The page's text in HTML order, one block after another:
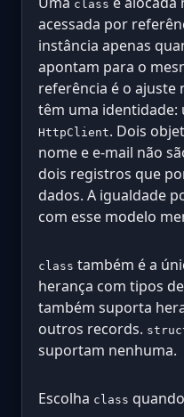
class
acessada por
instância apenas
apontam para o
referência é o ajuste
têm uma identidade:
HttpClient. Dois
nome e e-mail não
dois registros que
dados. A igualdade
com esse modelo
class também é a
herança com tipos
também suporta
outros records.
suportam nenhuma.
Escolha class